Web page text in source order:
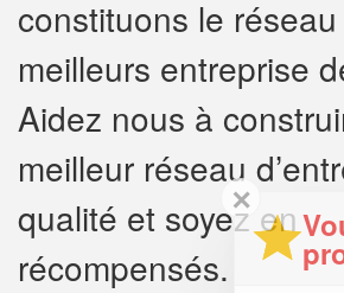
constituons le
meilleurs entreprise
Aidez nous à
meilleur réseau
qualité et soyez en
récompensés.
Vous